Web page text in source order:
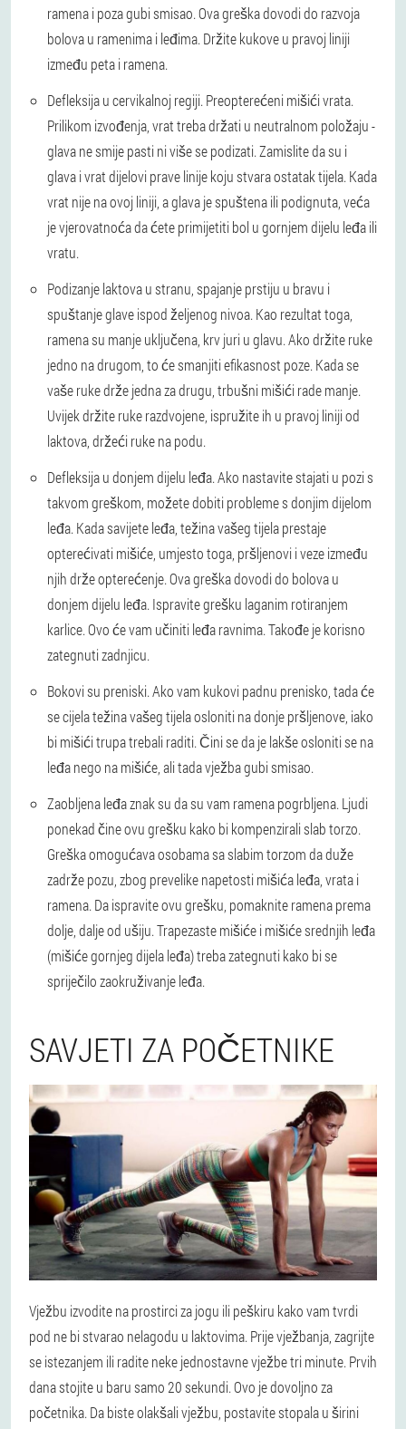
ramena i poza gubi smisao. Ova greška dovodi do razvoja
bolova u ramenima i leđima. Držite kukove u pravoj liniji
između peta i ramena.
Defleksija u cervikalnoj regiji. Preopterećeni mišići vrata.
Prilikom izvođenja, vrat treba držati u neutralnom položaju -
glava ne smije pasti ni više se podizati. Zamislite da su i
glava i vrat dijelovi prave linije koju stvara ostatak tijela. Kada
vrat nije na ovoj liniji, a glava je spuštena ili podignuta, veća
je vjerovatnoća da ćete primijetiti bol u gornjem dijelu leđa ili
vratu.
Podizanje laktova u stranu, spajanje prstiju u bravu i
spuštanje glave ispod željenog nivoa. Kao rezultat toga,
ramena su manje uključena, krv juri u glavu. Ako držite ruke
jedno na drugom, to će smanjiti efikasnost poze. Kada se
vaše ruke drže jedna za drugu, trbušni mišići rade manje.
Uvijek držite ruke razdvojene, ispružite ih u pravoj liniji od
laktova, držeći ruke na podu.
Defleksija u donjem dijelu leđa. Ako nastavite stajati u pozi s
takvom greškom, možete dobiti probleme s donjim dijelom
leđa. Kada savijete leđa, težina vašeg tijela prestaje
opterećivati mišiće, umjesto toga, pršljenovi i veze između
njih drže opterećenje. Ova greška dovodi do bolova u
donjem dijelu leđa. Ispravite grešku laganim rotiranjem
karlice. Ovo će vam učiniti leđa ravnima. Takođe je korisno
zategnuti zadnjicu.
Bokovi su preniski. Ako vam kukovi padnu prenisko, tada će
se cijela težina vašeg tijela osloniti na donje pršljenove, iako
bi mišići trupa trebali raditi. Čini se da je lakše osloniti se na
leđa nego na mišiće, ali tada vježba gubi smisao.
Zaobljena leđa znak su da su vam ramena pogrbljena. Ljudi
ponekad čine ovu grešku kako bi kompenzirali slab torzo.
Greška omogućava osobama sa slabim torzom da duže
zadrže pozu, zbog prevelike napetosti mišića leđa, vrata i
ramena. Da ispravite ovu grešku, pomaknite ramena prema
dolje, dalje od ušiju. Trapezaste mišiće i mišiće srednjih leđa
(mišiće gornjeg dijela leđa) treba zategnuti kako bi se
spriječilo zaokruživanje leđa.
SAVJETI ZA POČETNIKE
Vježbu izvodite na prostirci za jogu ili peškiru kako vam tvrdi
pod ne bi stvarao nelagodu u laktovima. Prije vježbanja, zagrijte
se istezanjem ili radite neke jednostavne vježbe tri minute. Prvih
dana stojite u baru samo 20 sekundi. Ovo je dovoljno za
početnika. Da biste olakšali vježbu, postavite stopala u širini